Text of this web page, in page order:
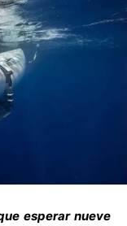
esperar nueve